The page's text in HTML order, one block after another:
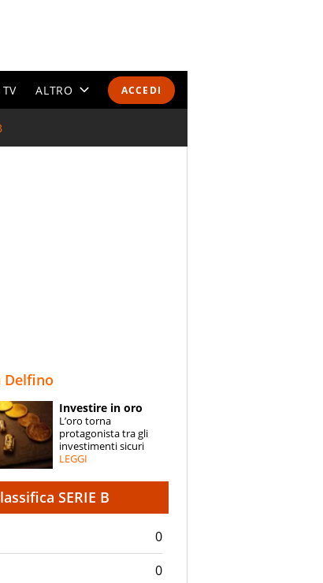
ACCEDI
ALTRO
ESPERTI
CONTATTI
Delfino
Investire in oro
L’oro torna
protagonista tra gli
investimenti sicuri
LEGGI
SERIE B
0
0